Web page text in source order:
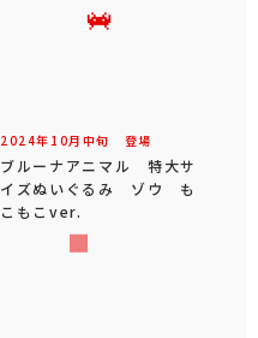
2024年 10月 中旬 登場
ブルーナアニマル 特大サ
イズぬいぐるみ ゾウ も
こもこver.